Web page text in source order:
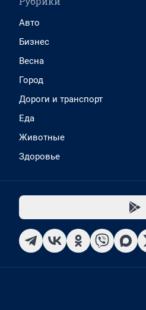
Авто
Бизнес
Весна
Город
Дороги и транспорт
Еда
Животные
Здоровье